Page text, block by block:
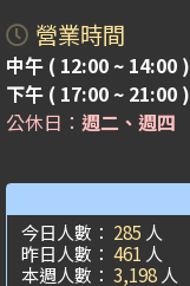
營業時間
中午 ( 12:00 ~ 14:00 )
下午 ( 17:00 ~ 21:00 )
公休日： 週二、週四
今日人數： 285 人
昨日人數： 461 人
本週人數： 3,198 人